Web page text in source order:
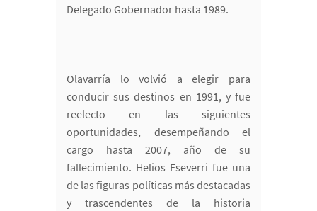
Delegado Gobernador hasta 1989.
Olavarría lo volvió a elegir para
conducir sus destinos en 1991, y fue
reelecto en las siguientes
oportunidades, desempeñando el
cargo hasta 2007, año de su
fallecimiento. Helios Eseverri fue una
de las figuras políticas más destacadas
y trascendentes de la historia